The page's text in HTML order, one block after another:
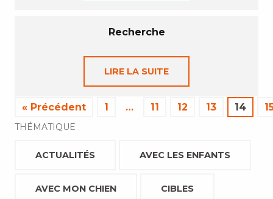
Recherche
LIRE LA SUITE
« Précédent 1 … 11 12 13 14
THÉMATIQUE
ACTUALITÉS AVEC LES ENFANTS
AVEC MON CHIEN CIBLES